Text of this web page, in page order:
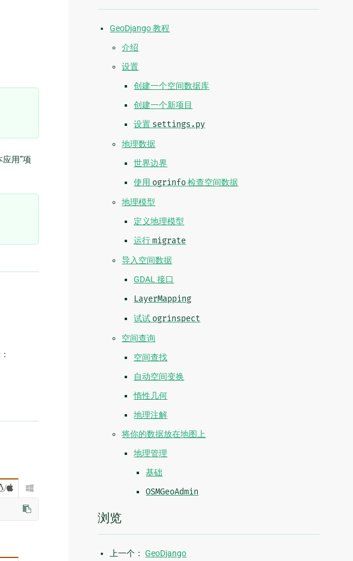
用”项
 
GeoDjango 教程
介绍
设置
创建一个空间数据库
创建一个新项目
设置 settings.py
地理数据
世界边界
使用 ogrinfo检查空间数据
地理模型
定义地理模型
运行migrate
导入空间数据
GDAL 接口
LayerMapping
试试 ogrinspect
空间查询
空间查找
自动空间变换
惰性几何
地理注解
将你的数据放在地图上
地理管理
基础
OSMGeoAdmin
浏览
上一个：GeoDjango